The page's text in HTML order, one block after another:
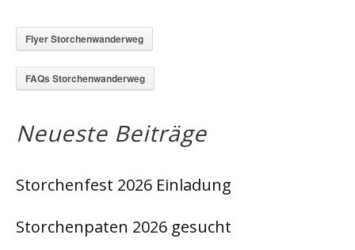
Flyer Storchenwanderweg
FAQs Storchenwanderweg
Neueste Beiträge
Storchenfest 2026 Einladung
Storchenpaten 2026 gesucht